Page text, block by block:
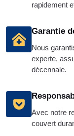
rapidement
Garantie
Nous
experte,
décennale.
Avec notre
couvert